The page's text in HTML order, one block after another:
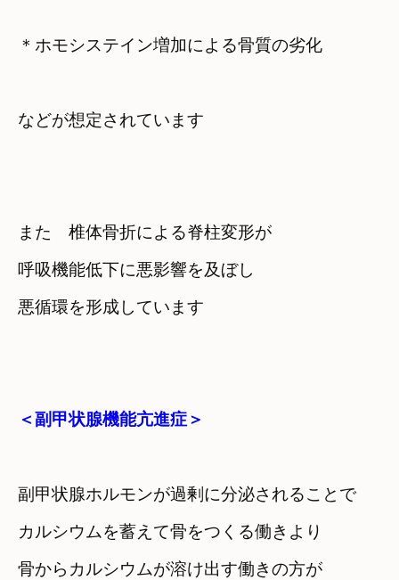
＊ホモシステイン増加による骨質の劣化
などが想定されています
また　椎体骨折による脊柱変形が
呼吸機能低下に悪影響を及ぼし
悪循環を形成しています
＜副甲状腺機能亢進症＞
副甲状腺ホルモンが過剰に分泌されることで
カルシウムを蓄えて骨をつくる働きより
骨からカルシウムが溶け出す働きの方が